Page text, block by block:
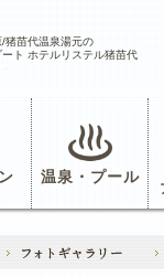
猪苗代温泉湯元の
ト ホテルリステル猪苗代
温泉・プール